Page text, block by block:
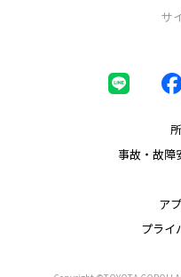
サ
事故・故障
ア
プライ